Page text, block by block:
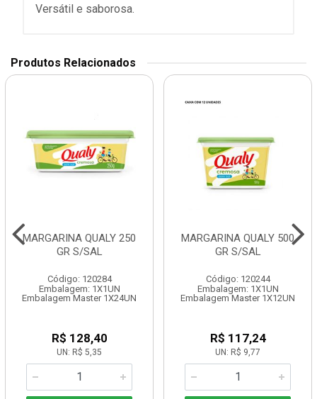
Versátil e saborosa.
Produtos Relacionados
MARGARINA QUALY 250
GR S/SAL
Código: 120284
Embalagem: 1X1UN
Embalagem Master 1X24UN
R$ 128,40
UN: R$ 5,35
MARGARINA QUALY 500
GR S/SAL
Código: 120244
Embalagem: 1X1UN
Embalagem Master 1X12UN
R$ 117,24
UN: R$ 9,77